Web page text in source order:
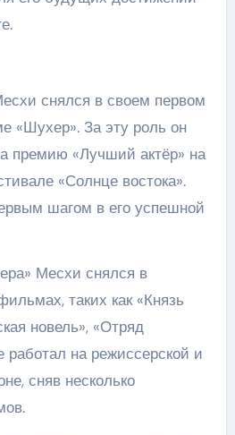
снялся в своем первом
«Шухер». За эту роль он
премию «Лучший актёр» на
«Солнце востока».
шагом в его успешной
Месхи снялся в
таких как «Князь
новель», «Отряд
работал на режиссерской и
сняв несколько